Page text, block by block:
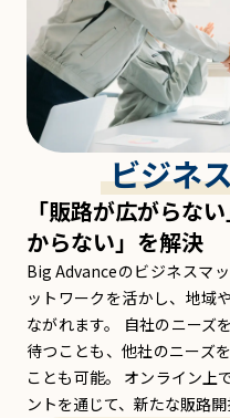
ビジネ
「販路が広がらな
からない」を解決
Big Advanceのビジネスマ
ットワークを活かし、地域
ながれます。 自社のニーズ
待つことも、他社のニーズ
ことも可能。 オンライン上
ントを通じて、新たな販路